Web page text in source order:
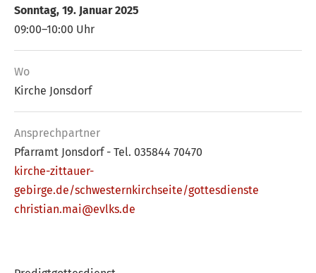
Sonntag, 19. Januar 2025
09:00–10:00 Uhr
Wo
Kirche Jonsdorf
Ansprech­partner
Pfarramt Jonsdorf - Tel. 035844 70470
kirche-zittauer-
gebirge.de/schwesternkirchseite/gottesdienste
christian.mai@evlks.de